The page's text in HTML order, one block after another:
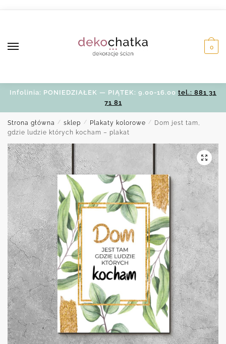
0
Infolinia: PONIEDZIAŁEK — PIĄTEK: 9.00-16.00 tel.: 881 31
71 81
Strona główna / sklep / Plakaty kolorowe /
Dom jest tam,
gdzie ludzie których kocham – plakat